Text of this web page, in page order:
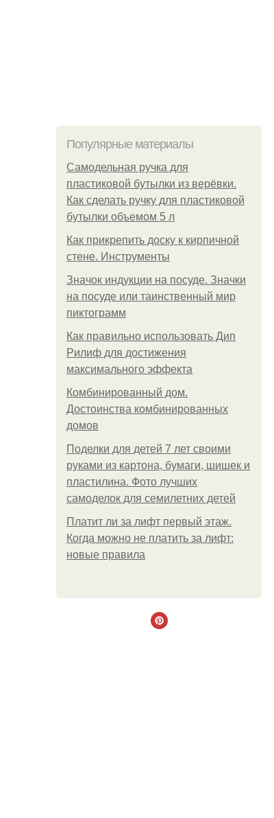
Популярные материалы
Самодельная ручка для
пластиковой бутылки из верёвки.
Как сделать ручку для пластиковой
бутылки объемом 5 л
Как прикрепить доску к кирпичной
стене. Инструменты
Значок индукции на посуде. Значки
на посуде или таинственный мир
пиктограмм
Как правильно использовать Дип
Рилиф для достижения
максимального эффекта
Комбинированный дом.
Достоинства комбинированных
домов
Поделки для детей 7 лет своими
руками из картона, бумаги, шишек и
пластилина. Фото лучших
самоделок для семилетних детей
Платит ли за лифт первый этаж.
Когда можно не платить за лифт:
новые правила